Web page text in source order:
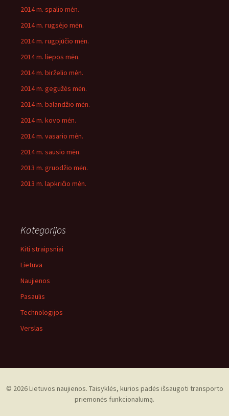
2014 m. spalio mėn.
2014 m. rugsėjo mėn.
2014 m. rugpjūčio mėn.
2014 m. liepos mėn.
2014 m. birželio mėn.
2014 m. gegužės mėn.
2014 m. balandžio mėn.
2014 m. kovo mėn.
2014 m. vasario mėn.
2014 m. sausio mėn.
2013 m. gruodžio mėn.
2013 m. lapkričio mėn.
Kategorijos
Kiti straipsniai
Lietuva
Naujienos
Pasaulis
Technologijos
Verslas
© 2026 Lietuvos naujienos. Taisyklės, kurios padės išsaugoti transporto
priemonės funkcionalumą.